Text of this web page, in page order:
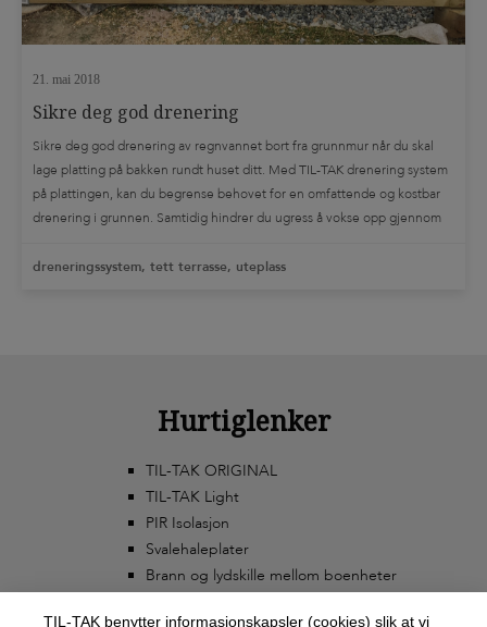
21. mai 2018
Sikre deg god drenering
Sikre deg god drenering av regnvannet bort fra grunnmur når du skal
lage platting på bakken rundt huset ditt. Med TIL-TAK drenering system
på plattingen, kan du begrense behovet for en omfattende og kostbar
drenering i grunnen. Samtidig hindrer du ugress å vokse opp gjennom
dreneringssystem, tett terrasse, uteplass
Hurtiglenker
TIL-TAK ORIGINAL
TIL-TAK Light
PIR Isolasjon
Svalehaleplater
Brann og lydskille mellom boenheter
TIL-TAK benytter informasjonskapsler (cookies) slik at vi